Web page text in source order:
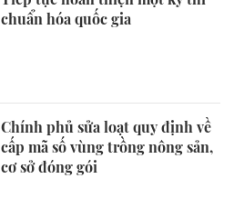
chuẩn hóa quốc gia
Chính phủ sửa loạt quy định về
cấp mã số vùng trồng nông sản,
cơ sở đóng gói